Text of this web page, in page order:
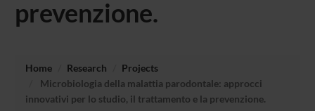
prevenzione.
Home Research
Projects
Microbiologia della malattia parodontale: approcci
innovativi per lo studio, il trattamento e la prevenzione.